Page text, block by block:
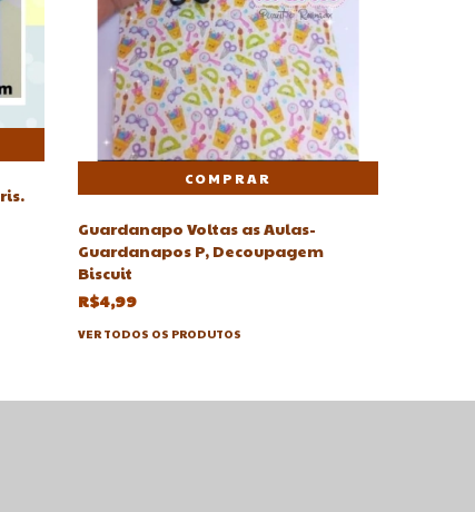
Guardanapo Voltas as Aulas-
Guardanapos P, Decoupagem
Biscuit
R$4,99
VER TODOS OS PRODUTOS